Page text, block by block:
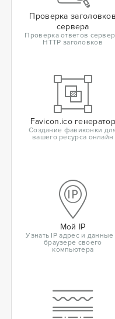
Проверка заголовков
сервера
Проверка ответов
HTTP заголовков
Favicon.ico генератор
Создание фавиконки
вашего ресурса онлайн
Мой IP
Узнать IP адрес и данные
браузере своего
компьютера